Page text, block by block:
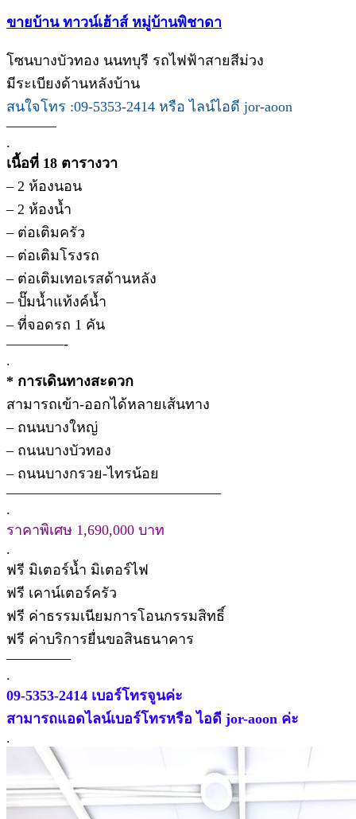
ขายบ้าน ทาวน์เฮ้าส์ หมู่บ้านพิชาดา
โซนบางบัวทอง นนทบุรี รถไฟฟ้าสายสีม่วง
มีระเบียงด้านหลังบ้าน
สนใจโทร :09-5353-2414 หรือ ไลน์ไอดี jor-aoon
———–
.
เนื้อที่ 18 ตารางวา
– 2 ห้องนอน
– 2 ห้องน้ำ
– ต่อเติมครัว
– ต่อเติมโรงรถ
– ต่อเติมเทอเรสด้านหลัง
– ปั๊มน้ำแท้งค์น้ำ
– ที่จอดรถ 1 คัน
————-
.
* การเดินทางสะดวก
สามารถเข้า-ออกได้หลายเส้นทาง
– ถนนบางใหญ่
– ถนนบางบัวทอง
– ถนนบางกรวย-ไทรน้อย
———————————————
.
ราคาพิเศษ 1,690,000 บาท
.
ฟรี มิเตอร์น้ำ มิเตอร์ไฟ
ฟรี เคาน์เตอร์ครัว
ฟรี ค่าธรรมเนียมการโอนกรรมสิทธิ์
ฟรี ค่าบริการยื่นขอสินธนาคาร
————–
.
09-5353-2414 เบอร์โทรจูนค่ะ
สามารถแอดไลน์เบอร์โทรหรือ ไอดี jor-aoon ค่ะ
.